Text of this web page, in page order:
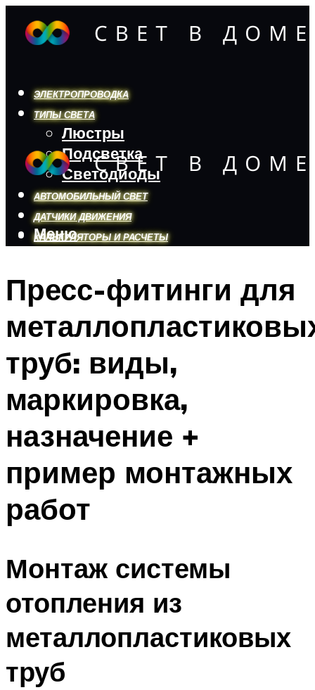
ЭЛЕКТРОПРОВОДКА
ТИПЫ СВЕТА
Люстры
Подсветка
Светодиоды
АВТОМОБИЛЬНЫЙ СВЕТ
ДАТЧИКИ ДВИЖЕНИЯ
КАЛЬКУЛЯТОРЫ И РАСЧЕТЫ
Меню
Меню
Пресс-фитинги для
труб: виды,
маркировка,
назначение +
пример монтажных
работ
Монтаж системы
отопления из
металлопластиковых
труб